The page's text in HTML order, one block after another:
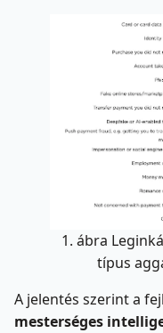
1. ábra
típus
A jelentés szerint a
mesterséges